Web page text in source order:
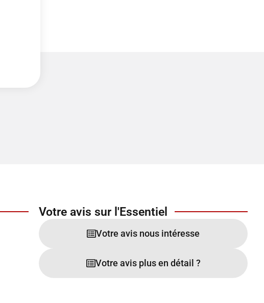
Votre avis sur l'Essentiel
Votre avis nous intéresse
Votre avis plus en détail ?